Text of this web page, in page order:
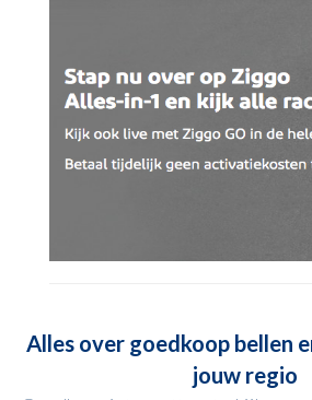
Alles over goedkoop bellen
jouw regio